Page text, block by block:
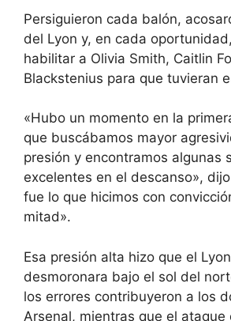
Persiguieron cada balón,
del Lyon y, en cada
habilitar a Olivia Smith, Caitlin
Blackstenius para que tuvieran
«Hubo un momento en la
que buscábamos mayor
presión y encontramos algunas
excelentes en el descanso»,
fue lo que hicimos con
mitad».
Esa presión alta hizo que el
desmoronara bajo el sol del
los errores contribuyeron a los
Arsenal, mientras que el ataque